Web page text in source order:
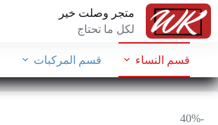
متجر وصلت خير
لكل ما تحتاج
قسم النساء قسم المركبات
-40%